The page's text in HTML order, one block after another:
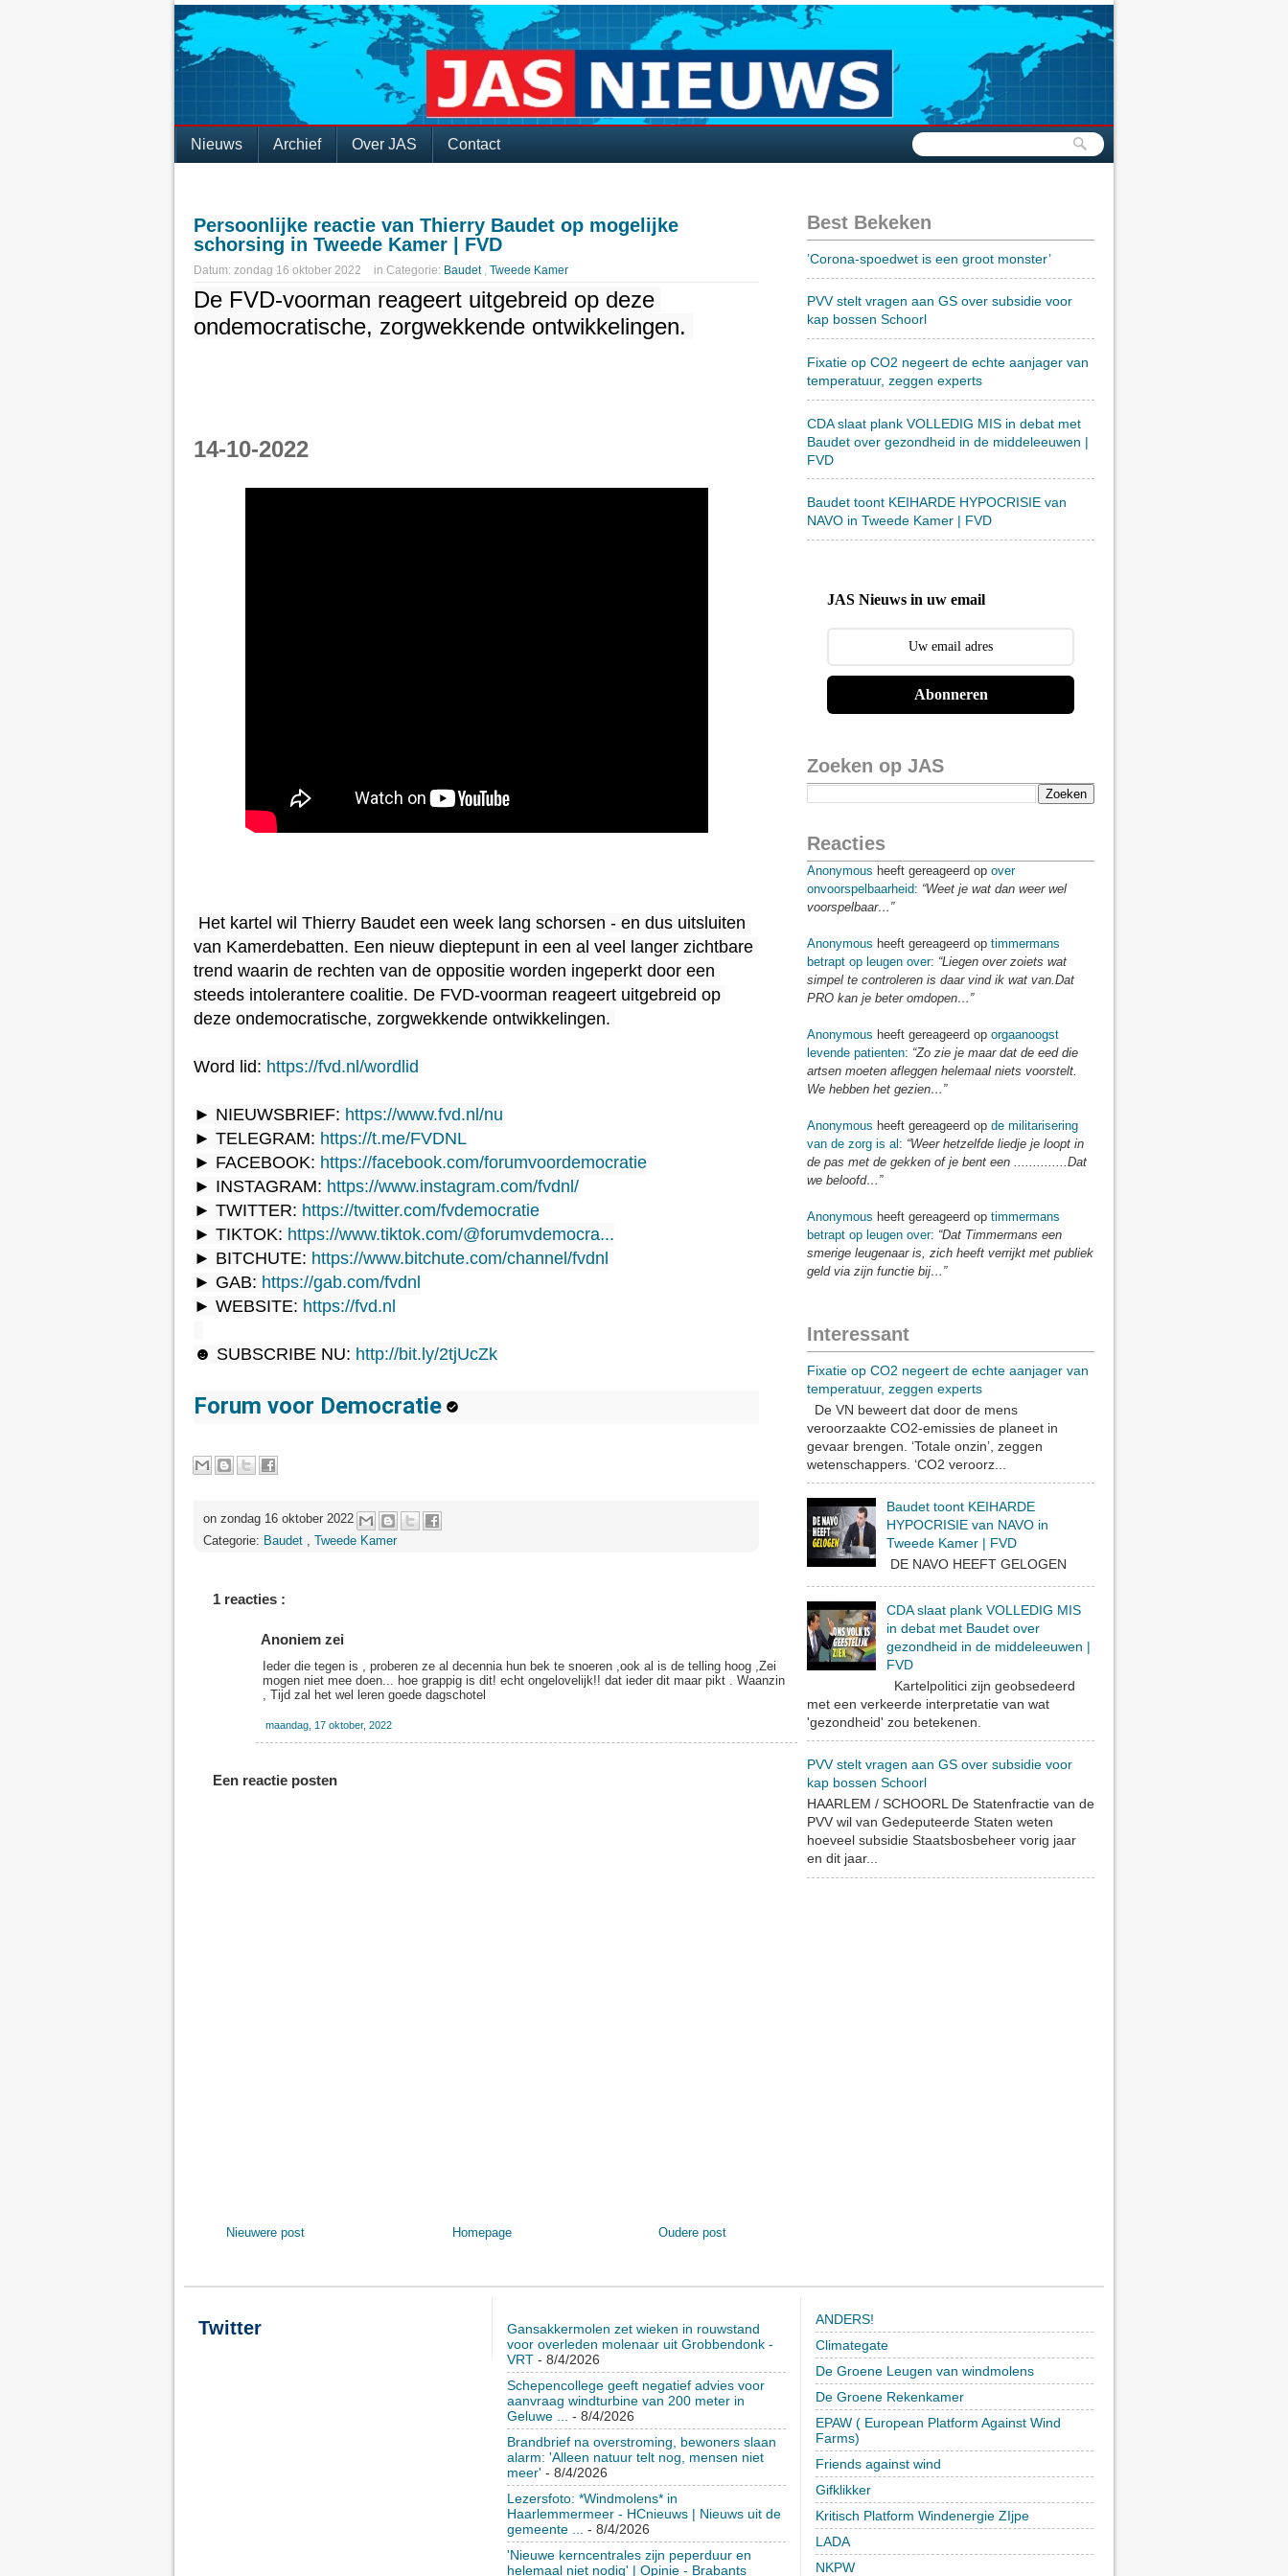
Nieuws Archief Over JAS Contact
Persoonlijke reactie van Thierry Baudet op mogelijke
schorsing in Tweede Kamer | FVD
Datum: zondag 16 oktober 2022 in Categorie: Baudet , Tweede Kamer
De FVD-voorman reageert uitgebreid op deze
ondemocratische, zorgwekkende ontwikkelingen.
14-10-2022
Het kartel wil Thierry Baudet een week lang schorsen - en dus uitsluiten
van Kamerdebatten. Een nieuw dieptepunt in een al veel langer zichtbare
trend waarin de rechten van de oppositie worden ingeperkt door een
steeds intolerantere coalitie. De FVD-voorman reageert uitgebreid op
deze ondemocratische, zorgwekkende ontwikkelingen.
Word lid: https://fvd.nl/wordlid
► NIEUWSBRIEF: https://www.fvd.nl/nu
► TELEGRAM: https://t.me/FVDNL
► FACEBOOK: https://facebook.com/forumvoordemocratie
► INSTAGRAM: https://www.instagram.com/fvdnl/
► TWITTER: https://twitter.com/fvdemocratie
► TIKTOK: https://www.tiktok.com/@forumvdemocra...
► BITCHUTE: https://www.bitchute.com/channel/fvdnl
► GAB: https://gab.com/fvdnl
► WEBSITE: https://fvd.nl
☻ SUBSCRIBE NU: http://bit.ly/2tjUcZk​​​​​​
Forum voor Democratie
on zondag 16 oktober 2022
Categorie: Baudet , Tweede Kamer
1 reacties :
Anoniem zei
Ieder die tegen is , proberen ze al decennia hun bek te snoeren ,ook al is de telling hoog ,Zei
mogen niet mee doen... hoe grappig is dit! echt ongelovelijk!! dat ieder dit maar pikt . Waanzin
, Tijd zal het wel leren goede dagschotel
maandag, 17 oktober, 2022
Een reactie posten
Nieuwere post Oudere post
Homepage
Best Bekeken
’Corona-spoedwet is een groot monster’
PVV stelt vragen aan GS over subsidie voor
kap bossen Schoorl
Fixatie op CO2 negeert de echte aanjager van
temperatuur, zeggen experts
CDA slaat plank VOLLEDIG MIS in debat met
Baudet over gezondheid in de middeleeuwen |
FVD
Baudet toont KEIHARDE HYPOCRISIE van
NAVO in Tweede Kamer | FVD
JAS Nieuws in uw email
Abonneren
Zoeken op JAS
Reacties
Anonymous heeft gereageerd op over
onvoorspelbaarheid: “Weet je wat dan weer wel
voorspelbaar…”
Anonymous heeft gereageerd op timmermans
betrapt op leugen over: “Liegen over zoiets wat
simpel te controleren is daar vind ik wat van.Dat
PRO kan je beter omdopen…”
Anonymous heeft gereageerd op orgaanoogst
levende patienten: “Zo zie je maar dat de eed die
artsen moeten afleggen helemaal niets voorstelt.
We hebben het gezien…”
Anonymous heeft gereageerd op de militarisering
van de zorg is al : “Weer hetzelfde liedje je loopt in
de pas met de gekken of je bent een ..............Dat
we beloofd…”
Anonymous heeft gereageerd op timmermans
betrapt op leugen over: “Dat Timmermans een
smerige leugenaar is, zich heeft verrijkt met publiek
geld via zijn functie bij…”
Interessant
Fixatie op CO2 negeert de echte aanjager van
temperatuur, zeggen experts
De VN beweert dat door de mens
veroorzaakte CO2-emissies de planeet in
gevaar brengen. ‘Totale onzin’, zeggen
wetenschappers. ‘CO2 veroorz...
Baudet toont KEIHARDE
HYPOCRISIE van NAVO in
Tweede Kamer | FVD
DE NAVO HEEFT GELOGEN
CDA slaat plank VOLLEDIG MIS
in debat met Baudet over
gezondheid in de middeleeuwen |
FVD
Kartelpolitici zijn geobsedeerd
met een verkeerde interpretatie van wat
'gezondheid' zou betekenen.
PVV stelt vragen aan GS over subsidie voor
kap bossen Schoorl
HAARLEM / SCHOORL De Statenfractie van de
PVV wil van Gedeputeerde Staten weten
hoeveel subsidie Staatsbosbeheer vorig jaar
en dit jaar...
Twitter
Gansakkermolen zet wieken in rouwstand
voor overleden molenaar uit Grobbendonk -
VRT- 8/4/2026
Schepencollege geeft negatief advies voor
aanvraag windturbine van 200 meter in
Geluwe ...
- 8/4/2026
Brandbrief na overstroming, bewoners slaan
alarm: 'Alleen natuur telt nog, mensen niet
meer' - 8/4/2026
Lezersfoto: *Windmolens* in
Haarlemmermeer - HCnieuws | Nieuws uit de
gemeente ...
- 8/4/2026
'Nieuwe kerncentrales zijn peperduur en
helemaal niet nodig' | Opinie - Brabants
ANDERS!
Climategate
De Groene Leugen van windmolens
De Groene Rekenkamer
EPAW ( European Platform Against Wind
Farms)
Friends against wind
Gifklikker
Kritisch Platform Windenergie ZIjpe
LADA
NKPW